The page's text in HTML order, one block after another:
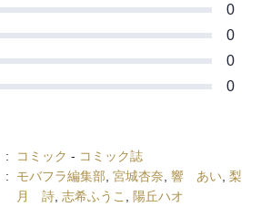
0
0
0
0
: コミック - コミック誌
: モバフラ編集部 宮城杏奈 響 あい 梨
月 詩 志希ふうこ
陽丘ハオ